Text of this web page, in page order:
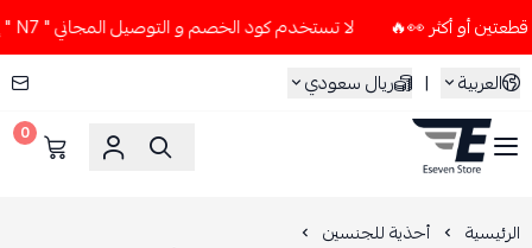
لا تستخدم كود الخصم و التوصيل المجاني " N7 " إلا إذا طلبت قطعتين أو أكثر 👀🔥
العربية
| ريال سعودي
ESEVEN STORE
0
الرئيسية أحذية للجنسين